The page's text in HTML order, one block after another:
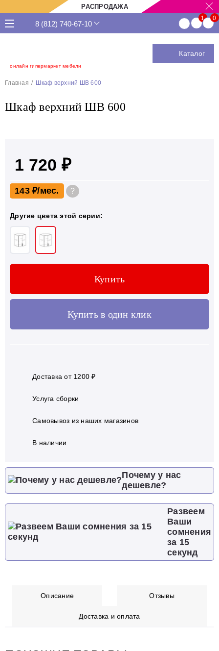
РАСПРОДАЖА
онлайн гипермаркет мебели
8 (812) 740-67-10
Каталог
Главная Шкаф верхний ШВ 600
Шкаф верхний ШВ 600
1 720 ₽
143 ₽ ?
Другие цвета этой серии:
Купить
Купить в один клик
Доставка от 1200 ₽
Услуга сборки
Самовывоз из наших магазинов
В наличии
Почему у нас
дешевле?
Развеем
Ваши
сомнения
за 15
секунд
Описание Отзывы
Доставка и оплата